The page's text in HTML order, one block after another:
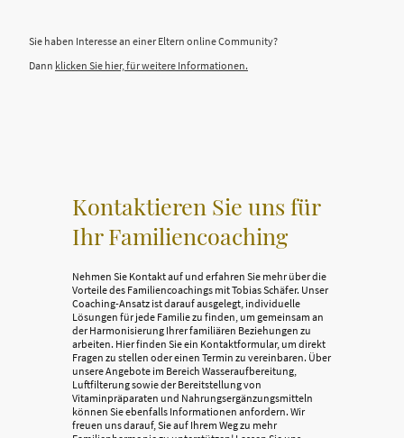
Sie haben Interesse an einer Eltern online Community?
Dann klicken Sie hier, für weitere Informationen.
Kontaktieren Sie uns für
Ihr Familiencoaching
Nehmen Sie Kontakt auf und erfahren Sie mehr über die
Vorteile des Familiencoachings mit Tobias Schäfer. Unser
Coaching-Ansatz ist darauf ausgelegt, individuelle
Lösungen für jede Familie zu finden, um gemeinsam an
der Harmonisierung Ihrer familiären Beziehungen zu
arbeiten. Hier finden Sie ein Kontaktformular, um direkt
Fragen zu stellen oder einen Termin zu vereinbaren. Über
unsere Angebote im Bereich Wasseraufbereitung,
Luftfilterung sowie der Bereitstellung von
Vitaminpräparaten und Nahrungsergänzungsmitteln
können Sie ebenfalls Informationen anfordern. Wir
freuen uns darauf, Sie auf Ihrem Weg zu mehr